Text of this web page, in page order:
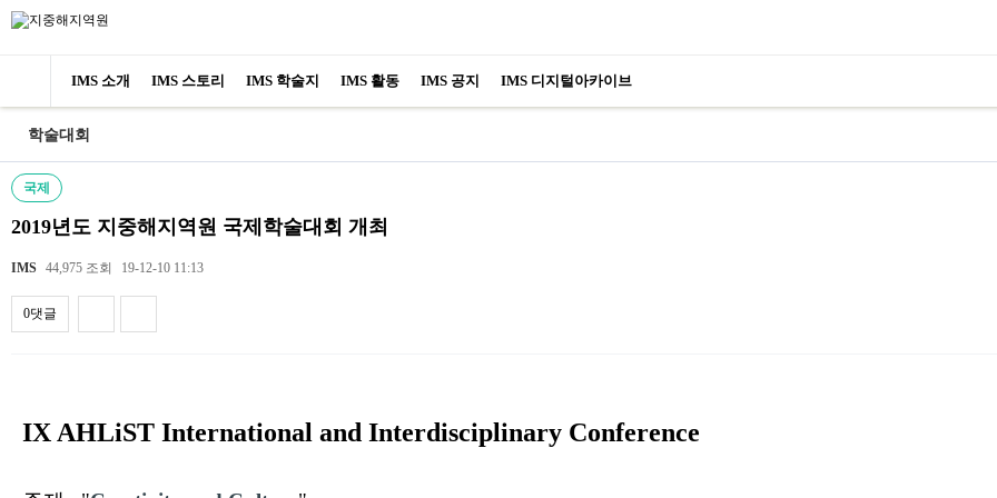
IMS 소개 IMS 스토리 IMS 학술지 IMS 활동 IMS 공지 IMS 디지털아카이브
학술대회
국제
2019년도 지중해지역원 국제학술대회 개최
IMS 44,975 조회 19-12-10 11:13
0댓글
IX AHLiST International and Interdisciplinary Conference